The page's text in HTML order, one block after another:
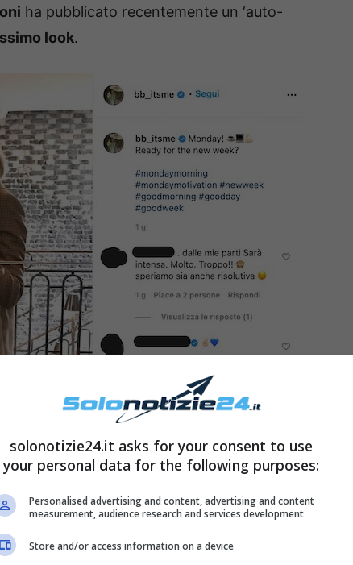
ha pubblicato recentemente un ‘auto-
look.
totalmente la suaacconciatura. Eravamo
e lisci, ma ora? A quanto pare, possiamo
e dare per la prima volta il benvenuto a un
solonotizie24.it asks for your consent to use
your personal data for the following purposes:
Personalised advertising and content, advertising and content
measurement, audience research and services development
Store and/or access information on a device